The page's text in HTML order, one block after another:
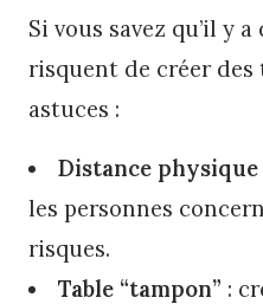
Si vous savez qu’il y
risquent de créer des
astuces :
Distance physique
les personnes
risques.
Table “tampon” :